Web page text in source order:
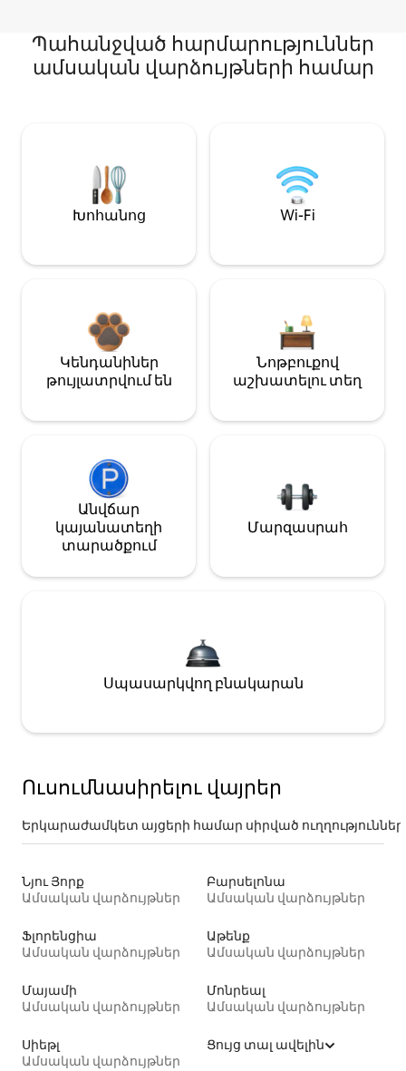
Պահանջված հարմարություններ
ամսական վարձույթների համար
Խոհանոց Wi-Fi
Կենդանիներ
թույլատրվում են
Նոթբուքով
աշխատելու տեղ
Անվճար
կայանատեղի
տարածքում
Մարզասրահ
Սպասարկվող բնակարան
Ուսումնասիրելու վայրեր
Երկարաժամկետ այցերի համար սիրված ուղղություններ
Նյու Յորք
Ամսական վարձույթներ
Բարսելոնա
Ամսական վարձույթներ
Ֆլորենցիա
Ամսական վարձույթներ
Աթենք
Ամսական վարձույթներ
Մայամի
Ամսական վարձույթներ
Մոնրեալ
Ամսական վարձույթներ
Սիեթլ
Ամսական վարձույթներ
Ցույց տալ ավելին